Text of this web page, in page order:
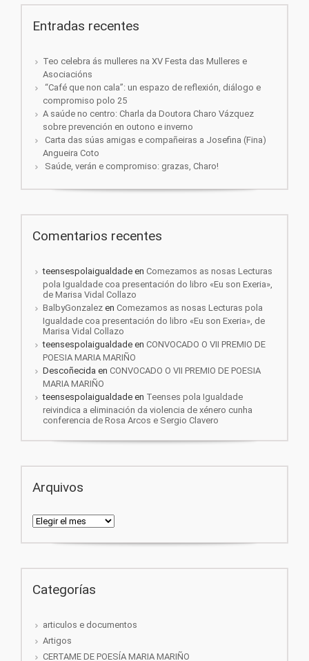
Entradas recentes
Teo celebra ás mulleres na XV Festa das Mulleres e
Asociacións
“Café que non cala”: un espazo de reflexión, diálogo e
compromiso polo 25
A saúde no centro: Charla da Doutora Charo Vázquez
sobre prevención en outono e inverno
Carta das súas amigas e compañeiras a Josefina (Fina)
Angueira Coto
Saúde, verán e compromiso: grazas, Charo!
Comentarios recentes
teensespolaigualdade en Comezamos as nosas Lecturas
pola Igualdade coa presentación do libro «Eu son Exeria»,
de Marisa Vidal Collazo
BalbyGonzalez en Comezamos as nosas Lecturas pola
Igualdade coa presentación do libro «Eu son Exeria», de
Marisa Vidal Collazo
teensespolaigualdade en CONVOCADO O VII PREMIO DE
POESIA MARIA MARIÑO
Descoñecida en CONVOCADO O VII PREMIO DE POESIA
MARIA MARIÑO
teensespolaigualdade en Teenses pola Igualdade
reivindica a eliminación da violencia de xénero cunha
conferencia de Rosa Arcos e Sergio Clavero
Arquivos
Arquivos
Categorías
articulos e documentos
Artigos
CERTAME DE POESÍA MARIA MARIÑO